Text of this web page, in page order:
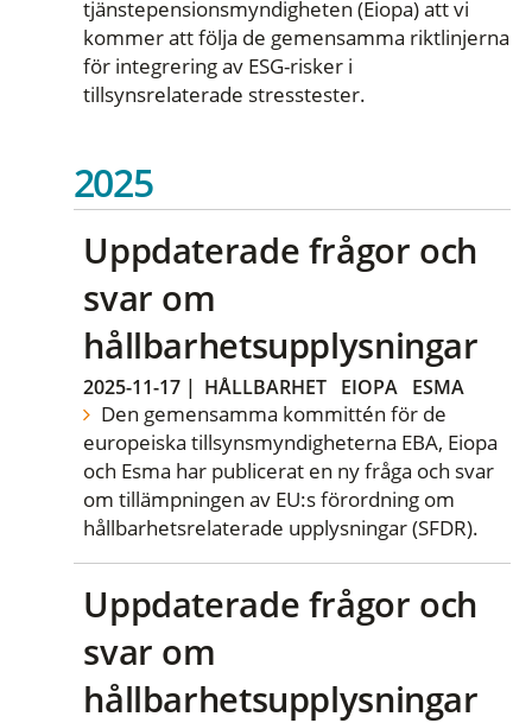
tjänstepensionsmyndigheten (Eiopa) att vi
kommer att följa de gemensamma riktlinjerna
för integrering av ESG-risker i
tillsynsrelaterade stresstester.
2025
Uppdaterade frågor och
svar om
hållbarhetsupplysningar
2025-11-17 | HÅLLBARHET EIOPA ESMA
Den gemensamma kommittén för de
europeiska tillsynsmyndigheterna EBA, Eiopa
och Esma har publicerat en ny fråga och svar
om tillämpningen av EU:s förordning om
hållbarhetsrelaterade upplysningar (SFDR).
Uppdaterade frågor och
svar om
hållbarhetsupplysningar